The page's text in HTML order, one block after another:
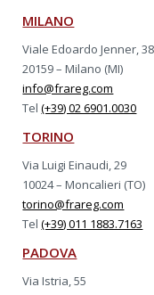
MILANO
Viale Edoardo Jenner, 38
20159 – Milano (MI)
info@frareg.com
Tel(+39) 02 6901.0030
TORINO
Via Luigi Einaudi, 29
10024 – Moncalieri (TO)
torino@frareg.com
Tel(+39) 011 1883.7163
PADOVA
Via Istria, 55